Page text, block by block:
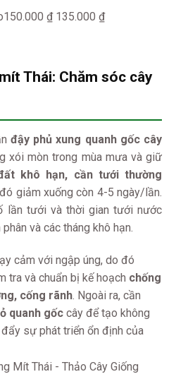
150.000 ₫ 135.000 ₫
Thái: Chăm sóc cây
đậy phủ xung quanh gốc cây
xói mòn trong mùa mưa và giữ
khô hạn, cần tưới thường
giảm xuống còn 4-5 ngày/lần.
lần tưới và thời gian tưới nước
và các tháng khô hạn.
cảm với ngập úng, do đó
tra và chuẩn bị kế hoạch chống
cống rãnh . Ngoài ra, cần
quanh gốc cây để tạo không
sự phát triển ổn định của